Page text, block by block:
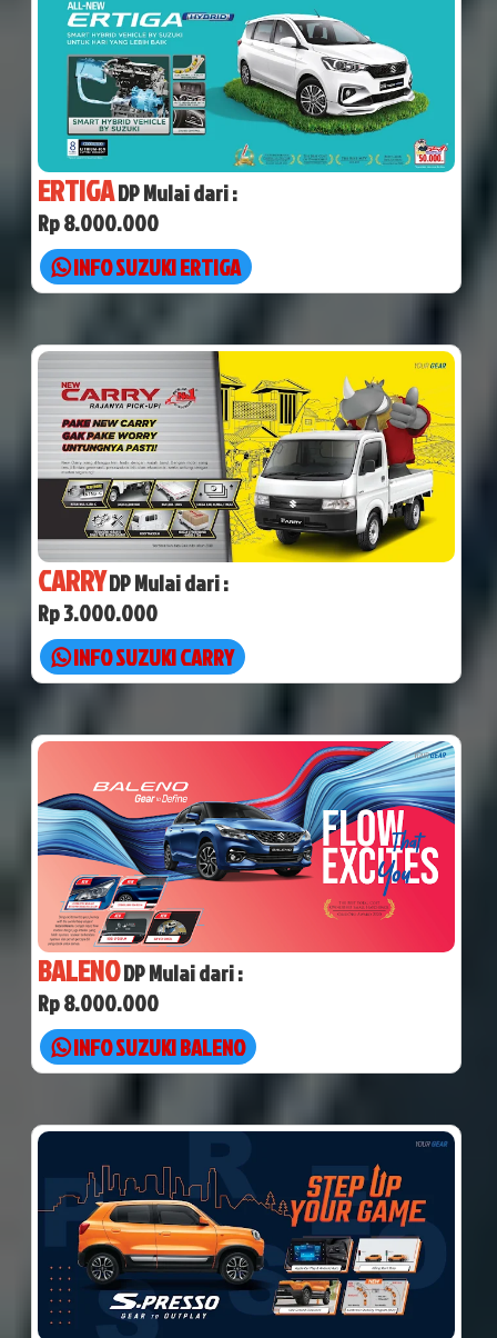
ERTIGADP Mulai dari :
Rp 8.000.000
INFO SUZUKI ERTIGA
CARRYDP Mulai dari :
Rp 3.000.000
INFO SUZUKI CARRY
BALENODP Mulai dari :
Rp 8.000.000
INFO SUZUKI BALENO